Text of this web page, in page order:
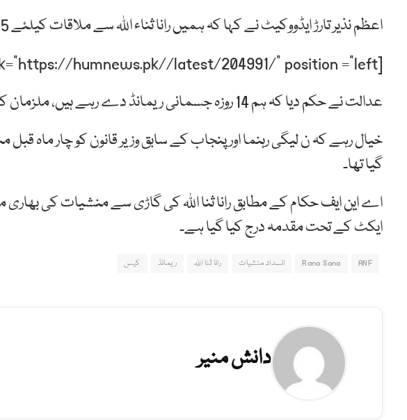
اعظم نذیر تارڑ ایڈووکیٹ نے کہا کہ ہمیں رانا ثناء اللہ سے ملاقات کیلئے 15 منٹ کا وقت دے دیں۔
[post-relate link=”https://humnews.pk//latest/204991/” position =”left”]
عدالت نے حکم دیا کہ ہم 14 روزہ جسمانی ریمانڈ دے رہے ہیں، ملزمان کو 16 نومبر کو دوبارہ پیش کیا جائے۔
خیال رہے کہ ن لیگی رہنما اور پنجاب کے سابق وزیر قانون کو چار ماہ
گیا تھا۔
اے این ایف حکام کے مطابق رانا ثنا اللہ کی گاڑی سے منشیات کی بھاری
ایکٹ کے تحت مقدمہ درج کیا گیا ہے۔
ANF
Rana Sana انسداد منشیات رانا ثنا اللہ ریمانڈ کیس
دانش منیر